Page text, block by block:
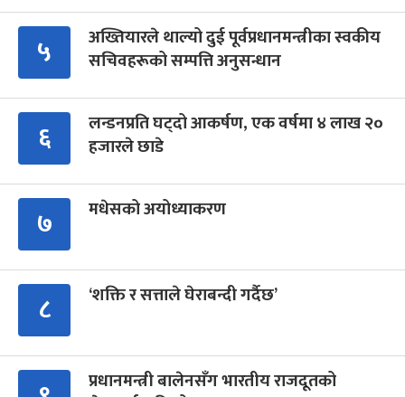
५
अख्तियारले थाल्यो दुई पूर्वप्रधानमन्त्रीका स्वकीय
सचिवहरूको सम्पत्ति अनुसन्धान
६
लन्डनप्रति घट्दो आकर्षण, एक वर्षमा ४ लाख २०
हजारले छाडे
७ मधेसको अयोध्याकरण
८ ‘शक्ति र सत्ताले घेराबन्दी गर्दैछ’
प्रधानमन्त्री बालेनसँग भारतीय राजदूतको